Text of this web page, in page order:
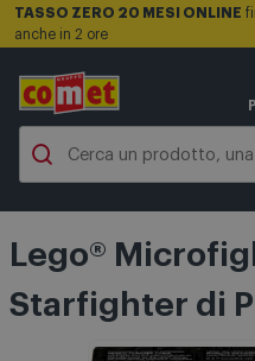
TASSO ZERO 20 MESI ONLINE
anche in 2 ore
Lego®
Starfighter di